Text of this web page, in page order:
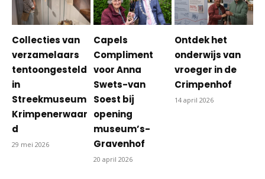
Collecties van
verzamelaars
tentoongesteld
in
Streekmuseum
Krimpenerwaar
d
29 mei 2026
Capels
Compliment
voor Anna
Swets-van
Soest bij
opening
museum’s-
Gravenhof
20 april 2026
Ontdek het
onderwijs van
vroeger in de
Crimpenhof
14 april 2026